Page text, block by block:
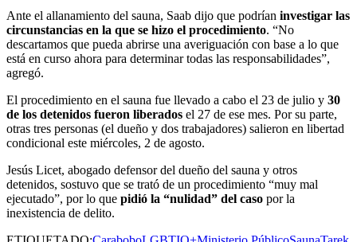
Ante el allanamiento del sauna, Saab dijo que podrían investigar las
circunstancias en la que se hizo el procedimiento. “No
descartamos que pueda abrirse una averiguación con base a lo que
está en curso ahora para determinar todas las responsabilidades”,
agregó.
El procedimiento en el sauna fue llevado a cabo el 23 de julio y 30
de los detenidos fueron liberados el 27 de ese mes. Por su parte,
otras tres personas (el dueño y dos trabajadores) salieron en libertad
condicional este miércoles, 2 de agosto.
Jesús Licet, abogado defensor del dueño del sauna y otros
detenidos, sostuvo que se trató de un procedimiento “muy mal
ejecutado”, por lo que pidió la “nulidad” del caso por la
inexistencia de delito.